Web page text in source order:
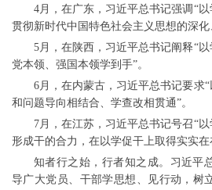
4月，在广东，习近平总书记强调“
贯彻新时代中国特色社会主义思想的深化
5月，在陕西，习近平总书记阐释“
党本领、强国本领学到手”。
6月，在内蒙古，习近平总书记要求
和问题导向相结合、学查改相贯通”。
7月，在江苏，习近平总书记号召“以
形成干的合力，在以学促干上取得实实在
知者行之始，行者知之成。习近平
导广大党员、干部学思想、见行动，树